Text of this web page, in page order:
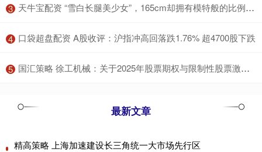
3 ​天牛宝配资 “雪白长腿美少女”，165cm却拥有模特般的比例，樱若菜！_团体_曾以_偶像
4 ​口袋超盘配资 A股收评：沪指冲高回落跌1.76% 超4700股下跌
5 ​国汇策略 徐工机械：关于2025年股票期权与限制性股票激励计划获徐州市人民政府国有资产监督管理委员会批复的公告
最新文章
精高策略 上海加速建设长三角统一大市场先行区